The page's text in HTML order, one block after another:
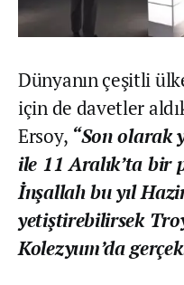
Dünyanın çeşitli
için de davetler
Ersoy, “Son olarak
ile 11 Aralık’ta bir
İnşallah bu yıl
yetiştirebilirsek
Kolezyum’da